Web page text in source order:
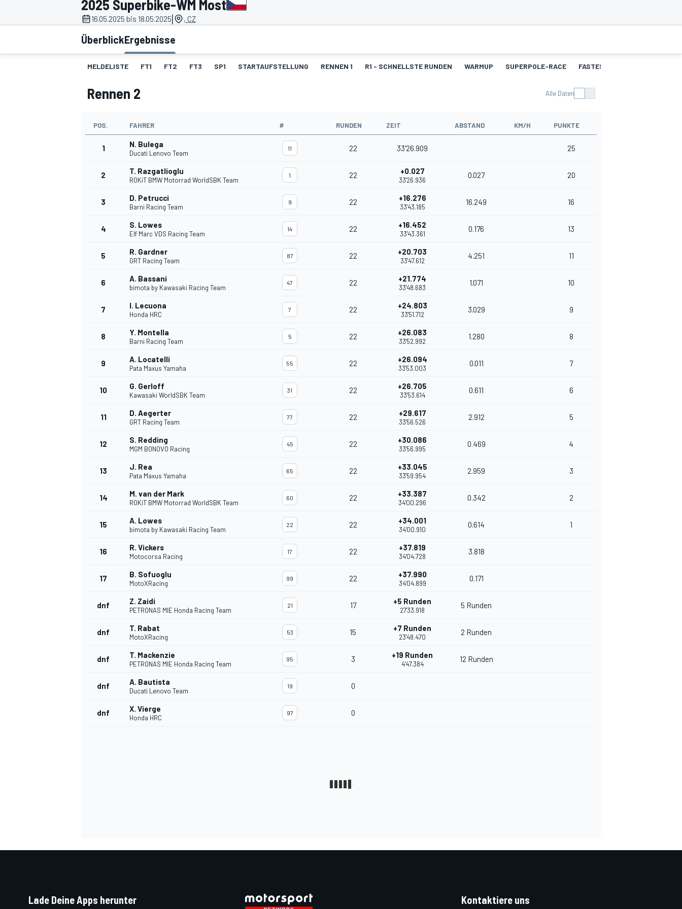
MOTOGP
2025 Superbike-WM Most
16.05.2025 bis 18.05.2025| , CZ
ÜberblickErgebnisse
MELDELISTE FT1 FT2 FT3 SP1 STARTAUFSTELLUNG RENNEN 1 R1 - SCHNELLSTE RUNDEN WARMUP SUPERPOLE-RACE FASTEST-LAPS-SP
Rennen 2 Alle Daten
POS. FAHRER # RUNDEN ZEIT ABSTAND KM/H PUNKTE
1 N. Bulega
Ducati Lenovo Team
11 22 33'26.909 25
2 T. Razgatlioglu
ROKiT BMW Motorrad WorldSBK Team
1 22 +0.027
33'26.936
0.027 20
3 D. Petrucci
Barni Racing Team
9 22 +16.276
33'43.185
16.249 16
4 S. Lowes
Elf Marc VDS Racing Team
14 22 +16.452
33'43.361
0.176 13
5 R. Gardner
GRT Racing Team
87 22 +20.703
33'47.612
4.251 11
6 A. Bassani
bimota by Kawasaki Racing Team
47 22 +21.774
33'48.683
1.071 10
7 I. Lecuona
Honda HRC
7 22 +24.803
33'51.712
3.029 9
8 Y. Montella
Barni Racing Team
5 22 +26.083
33'52.992
1.280 8
9 A. Locatelli
Pata Maxus Yamaha
55 22 +26.094
33'53.003
0.011 7
10 G. Gerloff
Kawasaki WorldSBK Team
31 22 +26.705
33'53.614
0.611 6
11 D. Aegerter
GRT Racing Team
77 22 +29.617
33'56.526
2.912 5
12 S. Redding
MGM BONOVO Racing
45 22 +30.086
33'56.995
0.469 4
13 J. Rea
Pata Maxus Yamaha
65 22 +33.045
33'59.954
2.959 3
14 M. van der Mark
ROKiT BMW Motorrad WorldSBK Team
60 22 +33.387
34'00.296
0.342 2
15 A. Lowes
bimota by Kawasaki Racing Team
22 22 +34.001
34'00.910
0.614 1
16 R. Vickers
Motocorsa Racing
17 22 +37.819
34'04.728
3.818
17 B. Sofuoglu
MotoXRacing
99 22 +37.990
34'04.899
0.171
dnf Z. Zaidi
PETRONAS MIE Honda Racing Team
21 17 +5 Runden
27'33.918
5 Runden
dnf T. Rabat
MotoXRacing
53 15 +7 Runden
23'48.470
2 Runden
dnf T. Mackenzie
PETRONAS MIE Honda Racing Team
95 3 +19 Runden
4'47.384
12 Runden
dnf A. Bautista
Ducati Lenovo Team
19 0
dnf X. Vierge
Honda HRC
97 0
Lade Deine Apps herunter Kontaktiere uns